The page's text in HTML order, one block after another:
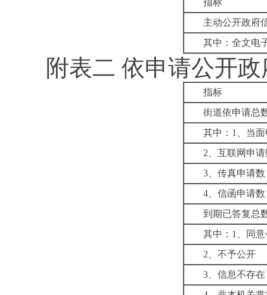
指标
主动公开政府
其中：全文电
附表二 依申请公开
指标
街道依申请总
其中：1、当
2、互联网申
3、传真申请数
4、信函申请数
到期已答复总
其中：1、同
2、不予公开
3、信息不存在